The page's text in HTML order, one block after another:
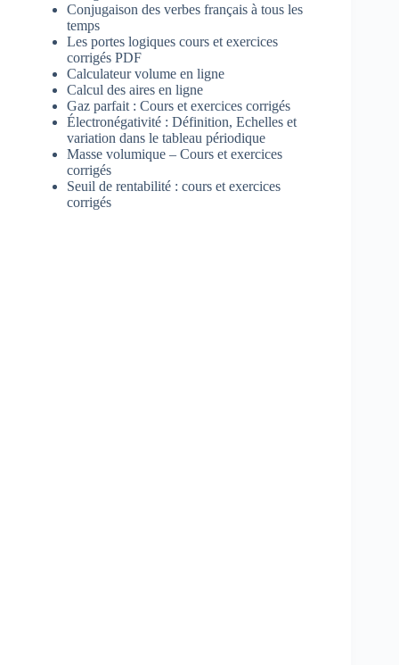
Conjugaison des verbes français à tous les
temps
Les portes logiques cours et exercices
corrigés PDF
Calculateur volume en ligne
Calcul des aires en ligne
Gaz parfait : Cours et exercices corrigés
Électronégativité : Définition, Echelles et
variation dans le tableau périodique
Masse volumique – Cours et exercices
corrigés
Seuil de rentabilité : cours et exercices
corrigés